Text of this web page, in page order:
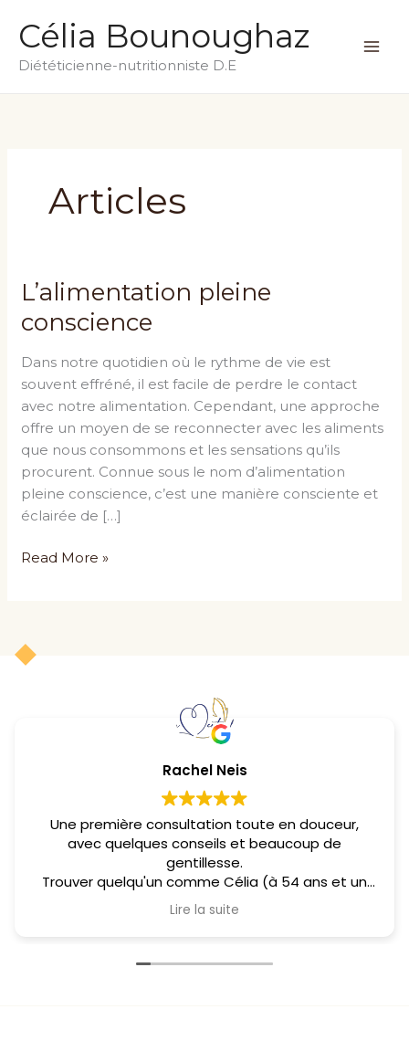
content
Célia Bounoughaz
Diététicienne-nutritionniste D.E
Articles
L’alimentation pleine
conscience
Dans notre quotidien où le rythme de vie est
souvent effréné, il est facile de perdre le contact
avec notre alimentation. Cependant, une approche
offre un moyen de se reconnecter avec les aliments
que nous consommons et les sensations qu’ils
procurent. Connue sous le nom d’alimentation
pleine conscience, c’est une manière consciente et
éclairée de […]
L’alimentation
conscience
Read More »
Rachel Neis
Une première consultation toute en douceur,
avec quelques conseils et beaucoup de
gentillesse.
Trouver quelqu'un comme Célia (à 54 ans et un
parcours de vie pas toujours drôle) et une vraie
bouffée d'air pur !
particulièrement dans mon esprit.
Lire la suite